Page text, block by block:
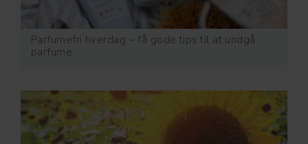
Parfumefri hverdag – få gode tips til at undgå
parfume